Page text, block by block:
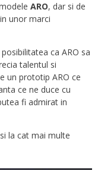
ARO, dar si de
unor marci
ca ARO sa
talentul si
un prototip ARO ce
ce ne duce cu
fi admirat in
la cat mai multe